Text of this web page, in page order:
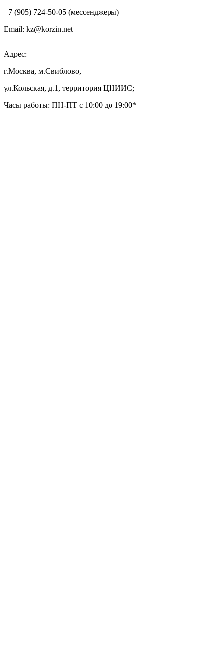
+7 (905) 724-50-05 (мессенджеры)
Email: kz@korzin.net
Адрес:
г.Москва, м.Свиблово,
ул.Кольская, д.1, территория ЦНИИС;
Часы работы: ПН-ПТ с 10:00 до 19:00*